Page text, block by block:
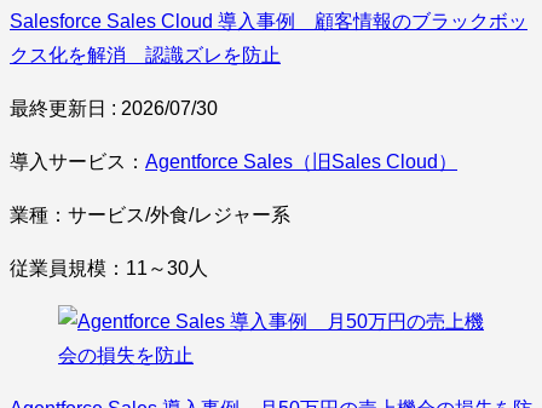
Salesforce Sales Cloud 導入事例 顧客情報のブラックボッ
クス化を解消 認識ズレを防止
最終更新日 : 2026/07/30
導入サービス： Agentforce Sales（旧Sales Cloud）
業種：サービス/外食/レジャー系
従業員規模：11～30人